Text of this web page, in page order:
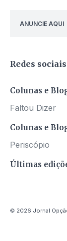
ANUNCIE AQUI
Redes sociais
Colunas e
Faltou Dizer
Colunas e
Periscópio
Últimas
© 2026 Jornal